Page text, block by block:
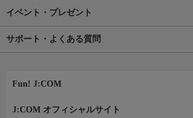
イベント・プレゼント
サポート・よくある質問
Fun! J:COM
J:COM オフィシャルサイト